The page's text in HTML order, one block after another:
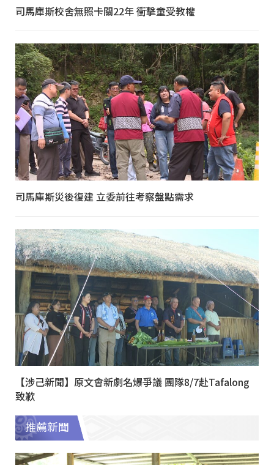
司馬庫斯校舍無照卡關22年 衝擊童受教權
司馬庫斯災後復建 立委前往考察盤點需求
【涉己新聞】原文會新劇名爆爭議 團隊8/7赴Tafalong
致歉
推薦新聞